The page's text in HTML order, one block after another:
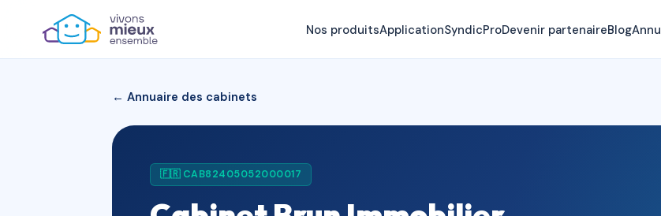
Nos produitsApplicationSyndicProDevenir partenaireBlog
← Annuaire des cabinets
🇫🇷 CAB82405052000017